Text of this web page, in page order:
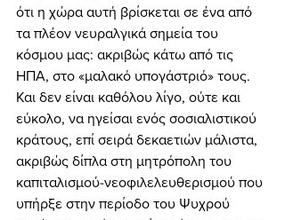
ότι η χώρα αυτή βρίσκεται σε ένα από
τα πλέον νευραλγικά σημεία του
κόσμου μας: ακριβώς κάτω από τις
ΗΠΑ, στο «μαλακό υπογάστριό» τους.
Και δεν είναι καθόλου λίγο, ούτε και
εύκολο, να ηγείσαι ενός σοσιαλιστικού
κράτους, επί σειρά δεκαετιών μάλιστα,
ακριβώς δίπλα στη μητρόπολη του
καπιταλισμού-νεοφιλελευθερισμού που
υπήρξε στην περίοδο του Ψυχρού